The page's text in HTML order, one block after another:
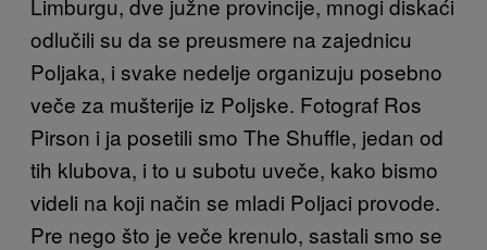
odlučili su da se preusmere na zajednicu
Poljaka, i svake nedelje organizuju posebno
veče za mušterije iz Poljske. Fotograf Ros
Pirson i ja posetili smo The Shuffle, jedan od
tih klubova, i to u subotu uveče, kako bismo
videli na koji način se mladi Poljaci provode.
Pre nego što je veče krenulo, sastali smo se